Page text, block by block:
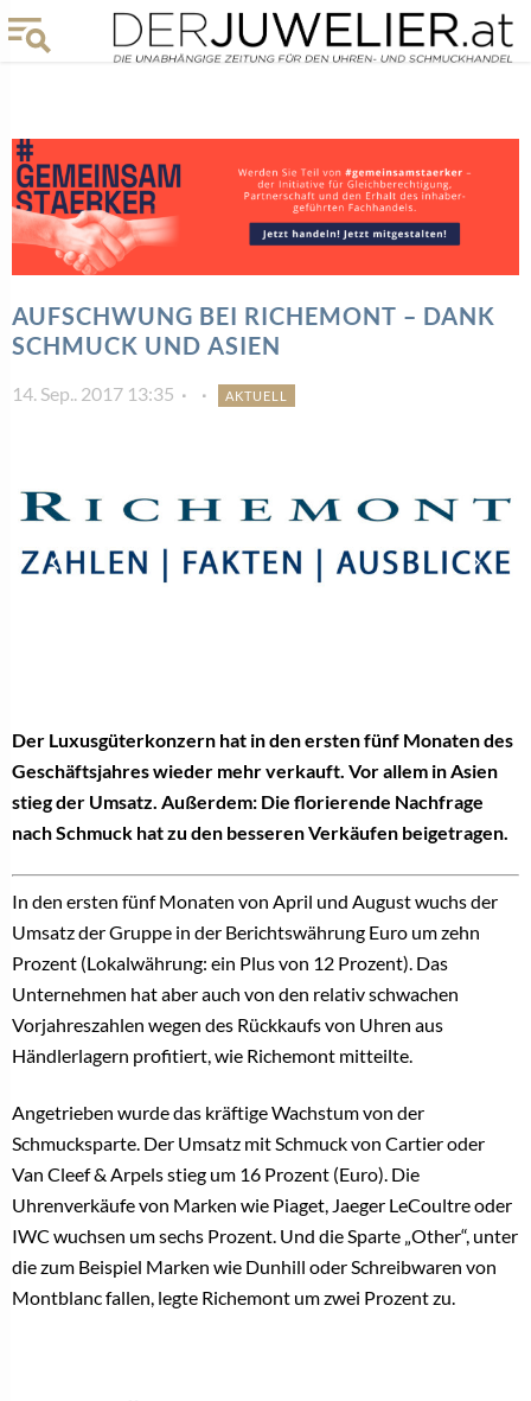
AUFSCHWUNG BEI RICHEMONT – DANK
SCHMUCK UND ASIEN
14. Sep.. 2017 13:35 AKTUELL
Der Luxusgüterkonzern hat in den ersten fünf Monaten des
Geschäftsjahres wieder mehr verkauft. Vor allem in Asien
stieg der Umsatz. Außerdem: Die florierende Nachfrage
nach Schmuck hat zu den besseren Verkäufen beigetragen.
In den ersten fünf Monaten von April und August wuchs der
Umsatz der Gruppe in der Berichtswährung Euro um zehn
Prozent (Lokalwährung: ein Plus von 12 Prozent). Das
Unternehmen hat aber auch von den relativ schwachen
Vorjahreszahlen wegen des Rückkaufs von Uhren aus
Händlerlagern profitiert, wie Richemont mitteilte.
Angetrieben wurde das kräftige Wachstum von der
Schmucksparte. Der Umsatz mit Schmuck von Cartier oder
Van Cleef & Arpels stieg um 16 Prozent (Euro). Die
Uhrenverkäufe von Marken wie Piaget, Jaeger LeCoultre oder
IWC wuchsen um sechs Prozent. Und die Sparte „Other“, unter
die zum Beispiel Marken wie Dunhill oder Schreibwaren von
Montblanc fallen, legte Richemont um zwei Prozent zu.